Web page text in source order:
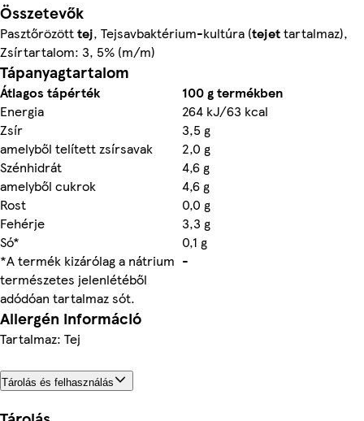
Összetevők
Pasztőrözötttej, Tejsavbaktérium-kultúra (tejettartalmaz),
Zsírtartalom: 3, 5% (m/m)
Tápanyagtartalom
Átlagos tápérték
100 g termékben
Energia
264 kJ/63 kcal
Zsír
3,5 g
amelyből telített zsírsavak
2,0 g
Szénhidrát
4,6 g
amelyből cukrok
4,6 g
Rost
0,0 g
Fehérje
3,3 g
Só*
0,1 g
*A termék kizárólag a nátrium
természetes jelenlétéből
adódóan tartalmaz sót.
-
Allergén információ
Tartalmaz: Tej
Tárolás és felhasználás